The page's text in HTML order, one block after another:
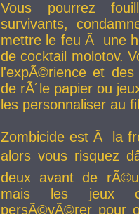
Vous pourrez
survivants,
mettre le feu Ã une
de cocktail molotov.
l'expÃ©rience et
de rÃ´le papier ou
les personnaliser au
Zombicide est Ã la
alors vous risquez
deux avant de
mais les jeux
persÃ©vÃ©rer pour